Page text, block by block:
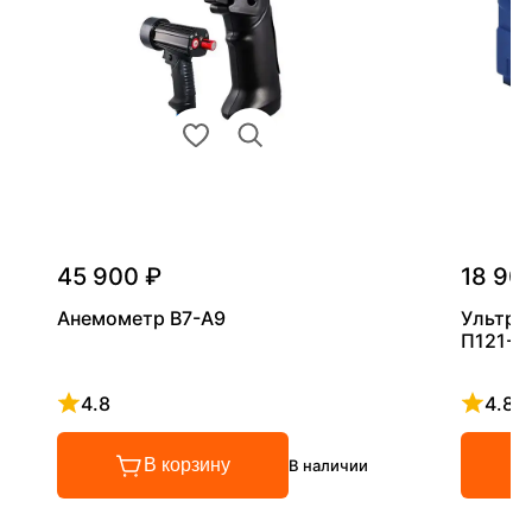
45 900 ₽
Анемометр В7-А9
4.8
Рейтинг 4.8 из 5
В корзину В наличии
18
П121-
4.8